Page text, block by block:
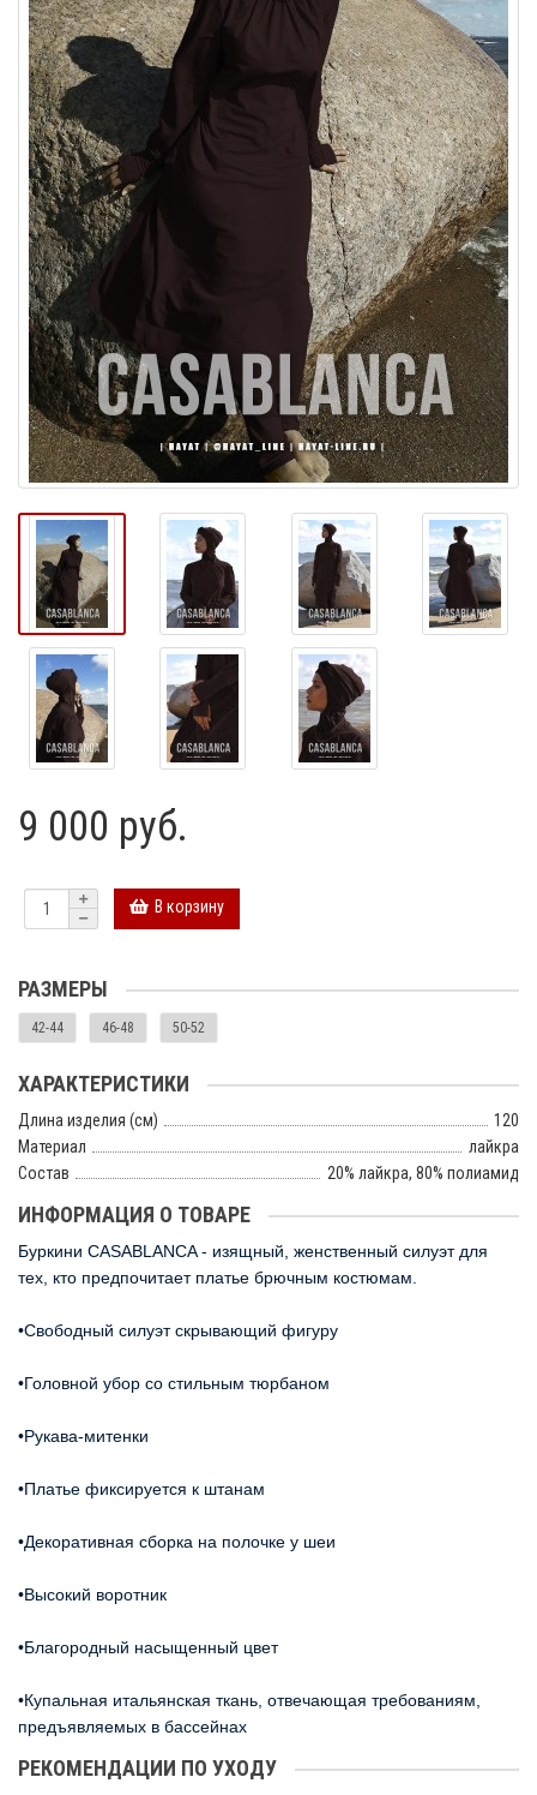
9 000 руб.
В корзину
РАЗМЕРЫ
42-44 46-48 50-52
ХАРАКТЕРИСТИКИ
Длина изделия (см)
120
Материал
лайкра
Состав
20% лайкра, 80% полиамид
ИНФОРМАЦИЯ О ТОВАРЕ
Буркини CASABLANCA - изящный, женственный силуэт для
тех, кто предпочитает платье брючным костюмам.
•Свободный силуэт скрывающий фигуру
•Головной убор со стильным тюрбаном
•Рукава-митенки
•Платье фиксируется к штанам
•Декоративная сборка на полочке у шеи
•Высокий воротник
•Благородный насыщенный цвет
•Купальная итальянская ткань, отвечающая требованиям,
предъявляемых в бассейнах
РЕКОМЕНДАЦИИ ПО УХОДУ